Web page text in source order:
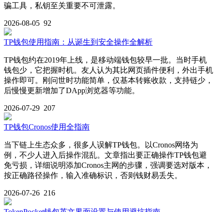
骗工具，私钥至关重要不可泄露。
2026-08-05 92
TP钱包使用指南：从诞生到安全操作全解析
TP钱包约在2019年上线，是移动端钱包较早一批。当时手机
钱包少，它把握时机。友人认为其比网页插件便利，外出手机
操作即可。刚问世时功能简单，仅基本转账收款，支持链少，
后慢慢更新增加了DApp浏览器等功能。
2026-07-29 207
TP钱包Cronos使用全指南
当下链上生态众多，很多人误解TP钱包。以Cronos网络为
例，不少人进入后操作混乱。文章指出要正确操作TP钱包避
免亏损，详细说明添加Cronos主网的步骤，强调要选对版本，
按正确路径操作，输入准确标识，否则钱财易丢失。
2026-07-26 216